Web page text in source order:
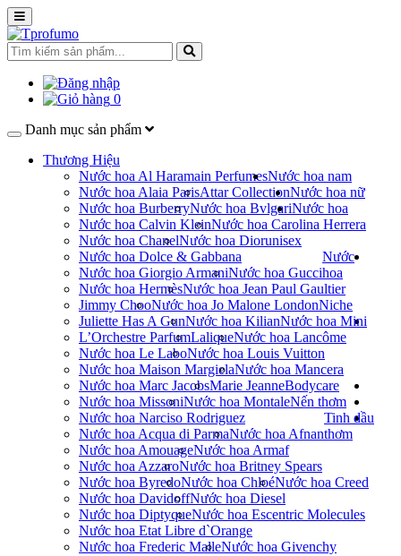
0
Danh mục sản phẩm
Thương Hiệu
Nước hoa Al Haramain Perfumes
Nước hoa Alaia ParisAttar Collection
Nước hoa BurberryNước hoa Bvlgari
Nước hoa Calvin KleinNước hoa Carolina Herrera
Nước hoa ChanelNước hoa Dior
Nước hoa Dolce & Gabbana
Nước hoa Giorgio ArmaniNước hoa Gucci
Nước hoa HermèsNước hoa Jean Paul Gaultier
Jimmy ChooNước hoa Jo Malone London
Juliette Has A GunNước hoa Kilian
L’Orchestre ParfumLaliqueNước hoa Lancôme
Nước hoa Le LaboNước hoa Louis Vuitton
Nước hoa Maison MargielaNước hoa Mancera
Nước hoa Marc JacobsMarie Jeanne
Nước hoa MissoniNước hoa Montale
Nước hoa Narciso Rodriguez
Nước hoa Acqua di ParmaNước hoa Afnan
Nước hoa AmouageNước hoa Armaf
Nước hoa AzzaroNước hoa Britney Spears
Nước hoa ByredoNước hoa ChloéNước hoa Creed
Nước hoa DavidoffNước hoa Diesel
Nước hoa DiptyqueNước hoa Escentric Molecules
Nước hoa Etat Libre d`Orange
Nước hoa Frederic MalleNước hoa Givenchy
Nước hoa nam
Nước hoa nữ
Nước hoa
unisex
Nước
hoa
Niche
Nước hoa Mini
Bodycare
Nến thơm
Tinh dầu
thơm